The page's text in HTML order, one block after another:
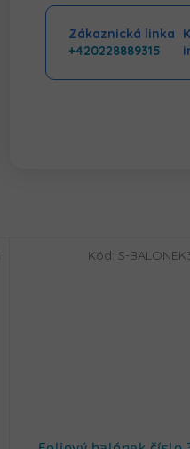
Zákaznická linka
+420228889315
Kód: S-